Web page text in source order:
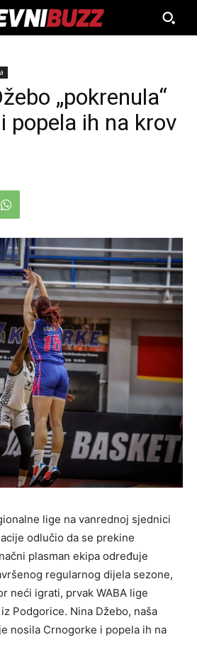
„pokrenula“
popela ih na krov
lige na vanrednoj sjednici
odlučio da se prekine
plasman ekipa određuje
regularnog dijela sezone,
neći igrati, prvak WABA lige
Podgorice. Nina Džebo, naša
nosila Crnogorke i popela ih na